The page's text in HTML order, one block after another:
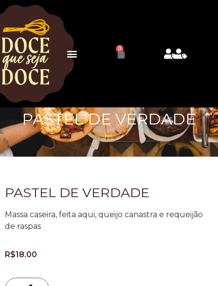
0
PASTEL DE VERDADE
PASTEL DE VERDADE
Massa caseira, feita aqui, queijo canastra e requeijão
de raspas
R$18.00